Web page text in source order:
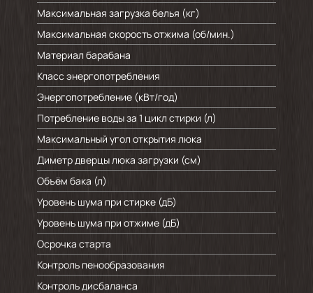
Максимальная загрузка белья (кг)
Максимальная скорость отжима (об/мин.)
Материал барабана
Класс энергопотребления
Энергопотребление (кВт/год)
Потребление воды за 1 цикл стирки (л)
Максимальный угол открытия люка
Диметр дверцы люка загрузки (см)
Объём бака (л)
Уровень шума при стирке (дБ)
Уровень шума при отжиме (дБ)
Осрочка старта
Контроль пенообразования
Контроль дисбаланса